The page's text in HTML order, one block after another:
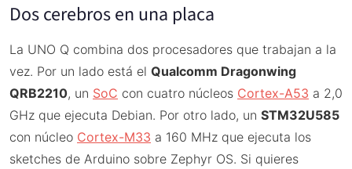
Dos cerebros en una placa
La UNO Q combina dos procesadores que trabajan a la
vez. Por un lado está el Qualcomm Dragonwing
QRB2210, un SoC con cuatro núcleos Cortex-A53 a 2,0
GHz que ejecuta Debian. Por otro lado, un STM32U585
con núcleo Cortex-M33 a 160 MHz que ejecuta los
sketches de Arduino sobre Zephyr OS. Si quieres